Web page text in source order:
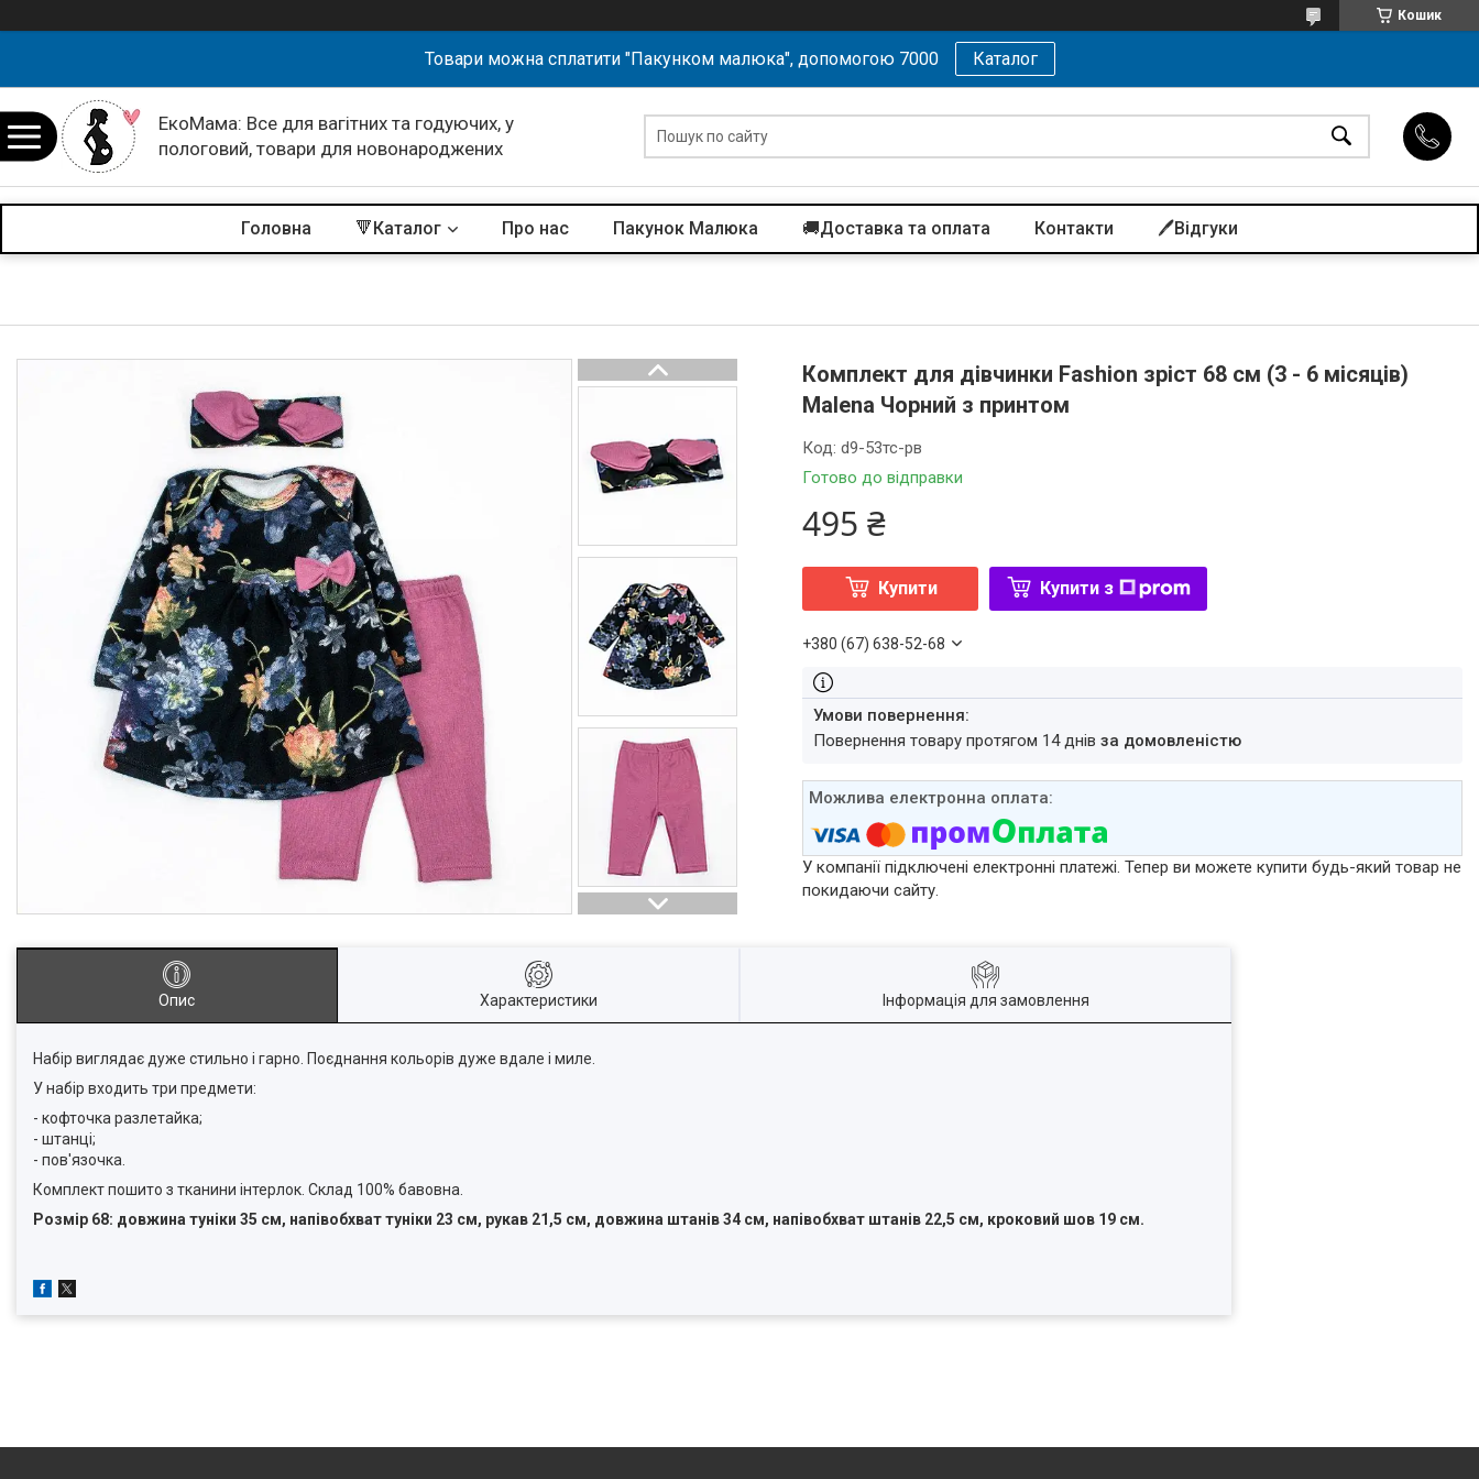
Кошик
Товари можна сплатити "Пакунком малюка", допомогою 7000 Каталог
ЕкоМама: Все для вагітних та годуючих, у
пологовий, товари для новонароджених
Головна 🔻Каталог Про нас Пакунок Малюка 🚚Доставка та оплата Контакти 🖊️Відгуки
Комплект для дівчинки Fashion зріст 68 см (3 - 6 місяців)
Malena Чорний з принтом
Готово до відправки
Код:d9-53тс-рв
495 ₴
Купити Купити з
+380 (67) 638-52-68
повернення товару протягом 14 днівза домовленістю
У компанії підключені електронні платежі. Тепер ви можете купити будь-який товар не
покидаючи сайту.
Опис Характеристики Інформація для замовлення
Набір виглядає дуже стильно і гарно. Поєднання кольорів дуже вдале і миле.
У набір входить три предмети:
- кофточка разлетайка;
- штанці;
- пов'язочка.
Комплект пошито з тканини інтерлок. Склад 100% бавовна.
Розмір 68: довжина туніки 35 см, напівобхват туніки 23 см, рукав 21,5 см, довжина штанів 34 см, напівобхват штанів 22,5 см, кроковий шов 19 см.